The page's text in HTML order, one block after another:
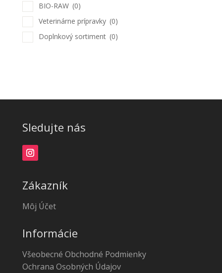
BIO-RAW (0)
Veterinárne prípravky (0)
Doplnkový sortiment (0)
Sledujte nás
Zákazník
Môj Účet
Informácie
Všeobecné Obchodné Podmienky
Ochrana Osobných Údajov